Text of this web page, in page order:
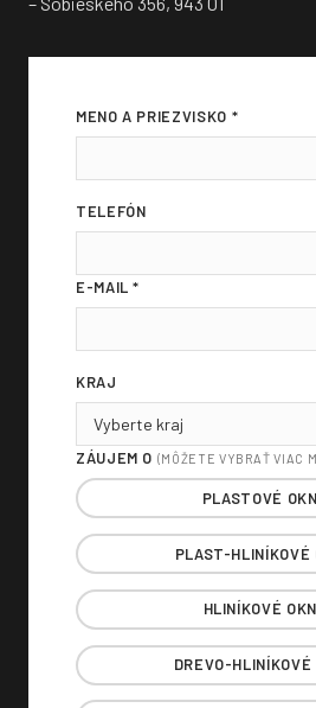
MENO A PRIEZVISKO *
TELEFÓN
E-MAIL *
KRAJ
ZÁUJEM O (MÔŽETE VYBRAŤ VIAC
PLASTOVÉ
PLAST-HLINÍKOVÉ
HLINÍKOVÉ
DREVO-HLINÍKOVÉ